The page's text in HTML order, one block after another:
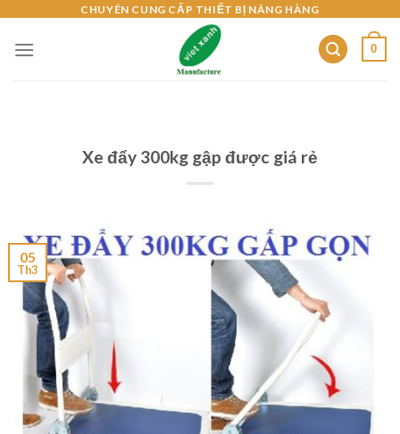
content
CHUYÊN CUNG CẤP THIẾT BỊ NÂNG HÀNG
0
Xe đẩy 300kg gập được giá rẻ
05
Th3